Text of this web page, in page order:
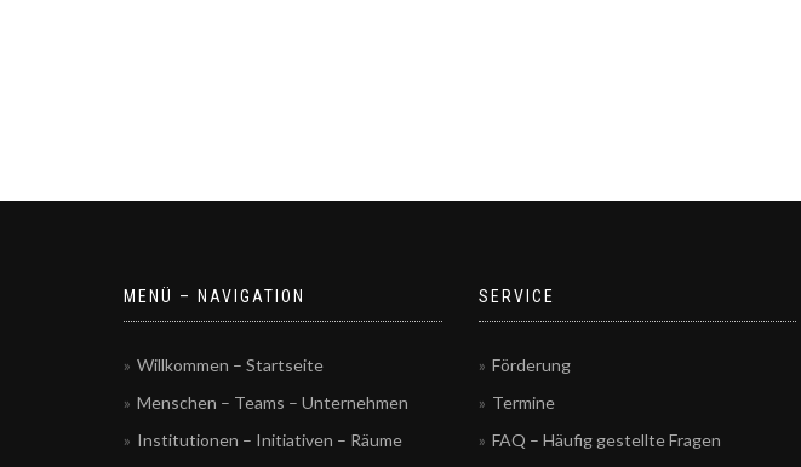
MENÜ – NAVIGATION
Willkommen – Startseite
Menschen – Teams – Unternehmen
Institutionen – Initiativen – Räume
SERVICE
Förderung
Termine
FAQ – Häufig gestellte Fragen